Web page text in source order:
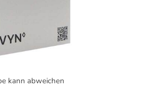
kann abweichen